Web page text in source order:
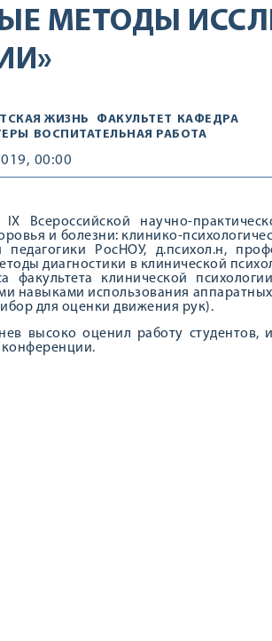
МЕТОДЫ
ЖИЗНЬ ФАКУЛЬТЕТ КАФЕДРА
ВОСПИТАТЕЛЬНАЯ РАБОТА
00:00
Всероссийской научно-
и болезни: клинико-
педагогики РосНОУ, д.психол.н,
диагностики в клинической
факультета клинической
навыками использования
для оценки движения рук).
высоко оценил работу студентов,